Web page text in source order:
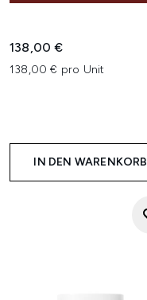
138,00 €
138,00 € pro Unit
IN DEN WARENKORB